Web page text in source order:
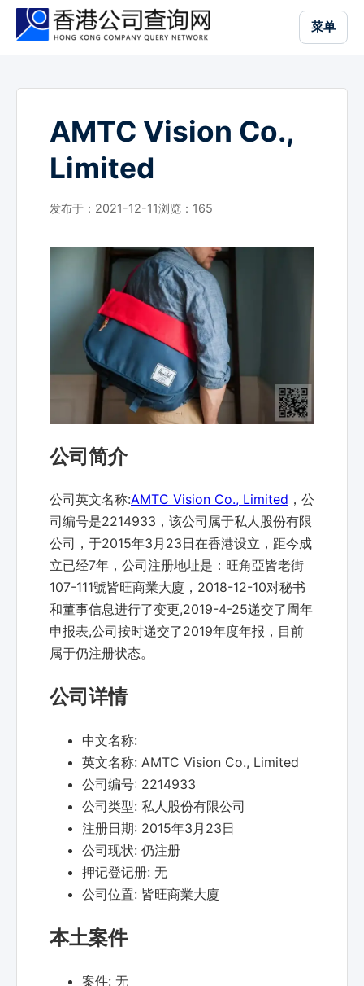
菜单
AMTC Vision Co.,
Limited
发布于：2021-12-11浏览： 165
公司简介
公司英文名称:AMTC Vision Co., Limited ，公
司编号是2214933，该公司属于私人股份有限
公司，于2015年3月23日在香港设立，距今成
立已经7年，公司注册地址是：旺角亞皆老街
107-111號皆旺商業大廈，2018-12-10对秘书
和董事信息进行了变更,2019-4-25递交了周年
申报表,公司按时递交了2019年度年报，目前
属于仍注册状态。
公司详情
中文名称:
英文名称: AMTC Vision Co., Limited
公司编号: 2214933
公司类型: 私人股份有限公司
注册日期: 2015年3月23日
公司现状: 仍注册
押记登记册: 无
公司位置: 皆旺商業大廈
本土案件
案件: 无